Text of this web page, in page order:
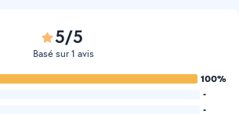
5/5
Basé sur 1 avis
100%
-
-